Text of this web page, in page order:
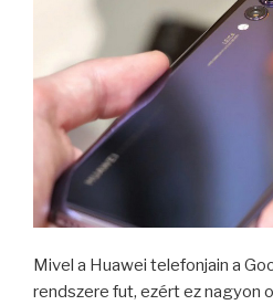
Mivel a Huawei telefonjain a
rendszere fut, ezért ez nagyon